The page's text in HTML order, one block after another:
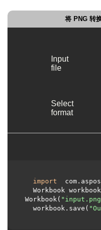
将 PNG 转
Input
file
Select
format
import
Workbook
Workbook(
  workbook.save(